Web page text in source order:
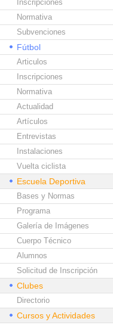
Inscripciones
Normativa
Subvenciones
Fútbol
Articulos
Inscripciones
Normativa
Actualidad
Artículos
Entrevistas
Instalaciones
Vuelta ciclista
Escuela Deportiva
Bases y Normas
Programa
Galería de Imágenes
Cuerpo Técnico
Alumnos
Solicitud de Inscripción
Clubes
Directorio
Cursos y Actividades